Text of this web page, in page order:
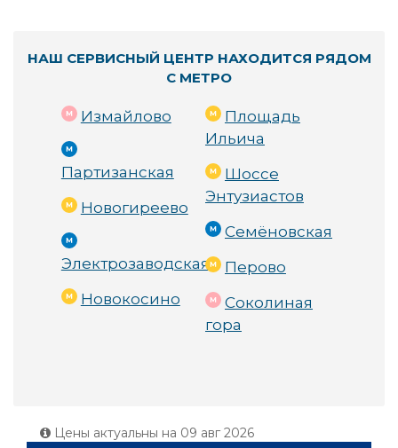
НАШ СЕРВИСНЫЙ ЦЕНТР НАХОДИТСЯ РЯДОМ
С МЕТРО
Измайлово
Партизанская
Новогиреево
Электрозаводская
Новокосино
Площадь
Ильича
Шоссе
Энтузиастов
Семёновская
Перово
Соколиная
гора
Цены актуальны на 09 авг 2026